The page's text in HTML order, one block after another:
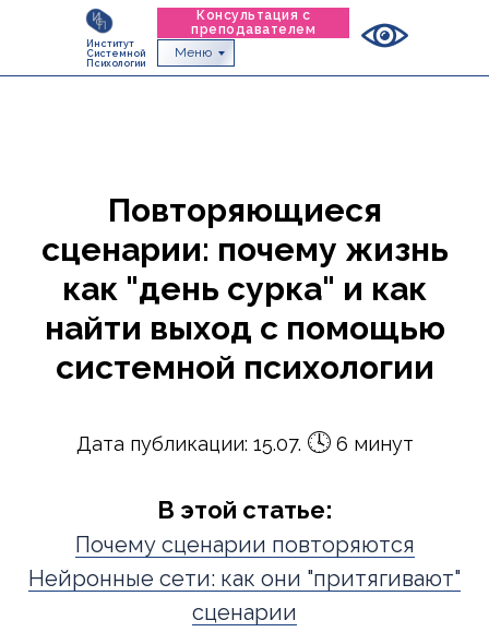
Институт
Системной
Психологии
Консультация с
преподавателем
Меню
Повторяющиеся
сценарии: почему жизнь
как "день сурка" и как
найти выход с помощью
системной психологии
Дата публикации: 15.07. 🕓6 минут
В этой статье:
Почему сценарии повторяются
Нейронные сети: как они "притягивают"
сценарии